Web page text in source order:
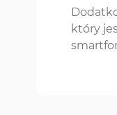
który